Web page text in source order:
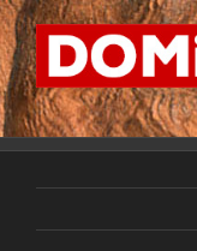
Przejdź
do
zawartości